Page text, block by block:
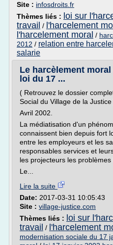
Site : infosdroits.fr
Thèmes liés : loi sur
travail / l'harcelement
l'harcelement moral /
2012 / relation entre
salarie
Le harcèlement
loi du 17 ...
( Retrouvez le dossier
Social du Village de la Justice
Avril 2002.
La médiatisation d'un
connaissent bien depuis fort
entre les employeurs et les
responsables services et
les projecteurs les
Le...
Lire la suite
Date: 2017-03-31 10:05:43
Site : village-justice.com
Thèmes liés : loi sur
travail / l'harcelement
modernisation sociale du 17